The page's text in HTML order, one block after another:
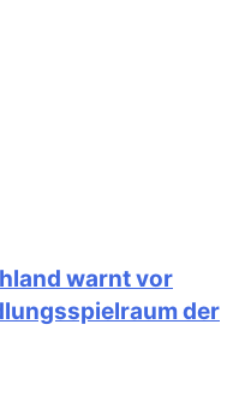
warnt vor
der